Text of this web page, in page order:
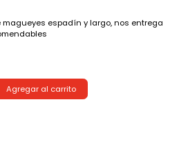
espadín y largo, nos entrega
Agregar al carrito